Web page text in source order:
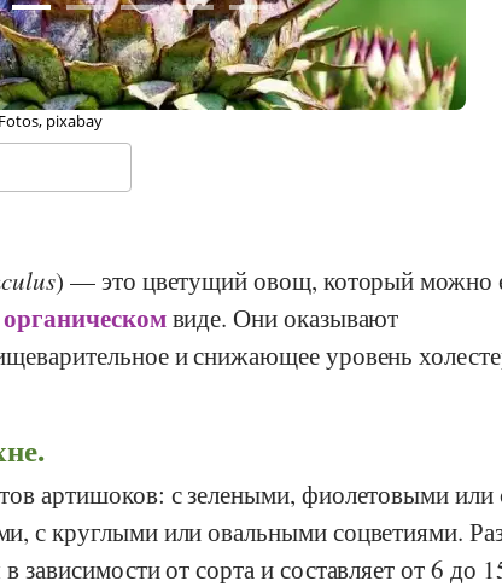
Wikipedia
) — это цветущий овощ, который можно
органическомвиде. Они оказывают
и снижающее уровень
артишоков: с зелеными, фиолетовыми или
с круглыми или овальными соцветиями.
зависимости от сорта и составляет от 6 до